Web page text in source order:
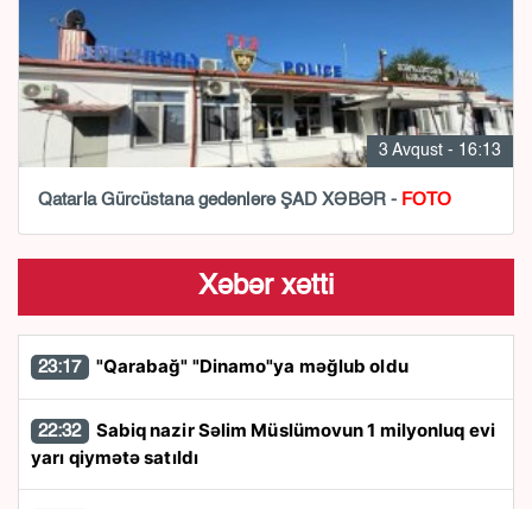
3 Avqust - 16:13
Qatarla Gürcüstana gedənlərə ŞAD XƏBƏR - FOTO
Xəbər xətti
23:17 "Qarabağ" "Dinamo"ya məğlub oldu
22:32
yarı qiymətə satıldı